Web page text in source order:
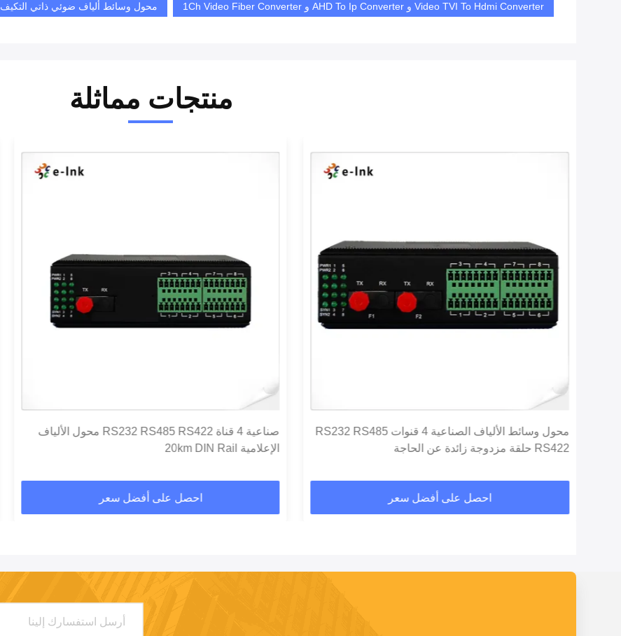
Video TVI To Hdmi Converter و AHD To Ip Converter و 1Ch Video Fiber Converter محول وسائط ألياف ضوئي ذاتي التكيف
منتجات مماثلة
محول وسائط الألياف الصناعية 4 قنوات RS232 RS485
RS422 حلقة مزدوجة زائدة عن الحاجة
احصل على أفضل سعر
صناعية 4 قناة RS232 RS485 RS422 محول الألياف
الإعلامية 20km DIN Rail
احصل على أفضل سعر